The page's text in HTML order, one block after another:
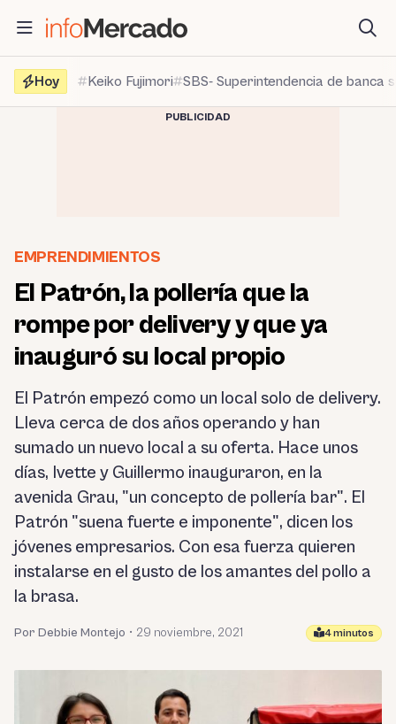
contenido
Hoy
Keiko Fujimori SBS- Superintendencia de banca
PUBLICIDAD
EMPRENDIMIENTOS
El Patrón, la pollería que la
rompe por delivery y que ya
inauguró su local propio
El Patrón empezó como un local solo de delivery.
Lleva cerca de dos años operando y han
sumado un nuevo local a su oferta. Hace unos
días, Ivette y Guillermo inauguraron, en la
avenida Grau, "un concepto de pollería bar". El
Patrón "suena fuerte e imponente", dicen los
jóvenes empresarios. Con esa fuerza quieren
instalarse en el gusto de los amantes del pollo a
la brasa.
Por Debbie Montejo • 29 noviembre, 2021 4 minutos